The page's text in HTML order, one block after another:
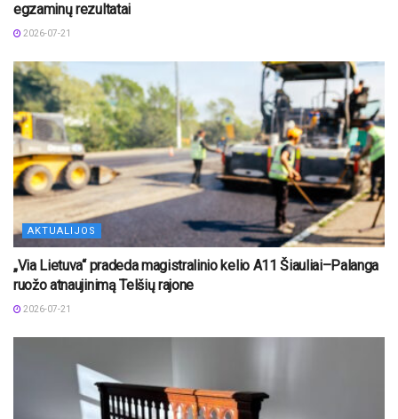
egzaminų rezultatai
2026-07-21
AKTUALIJOS
„Via Lietuva“ pradeda magistralinio kelio A11 Šiauliai–Palanga
ruožo atnaujinimą Telšių rajone
2026-07-21